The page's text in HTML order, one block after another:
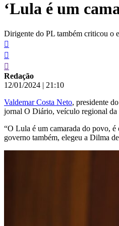
conteúdo
‘Lula é um
Dirigente do PL também criticou o
Redação
12/01/2024 | 21:10
Valdemar Costa Neto, presidente do
jornal O Diário, veículo regional da
“O Lula é um camarada do povo,
governo também, elegeu a Dilma